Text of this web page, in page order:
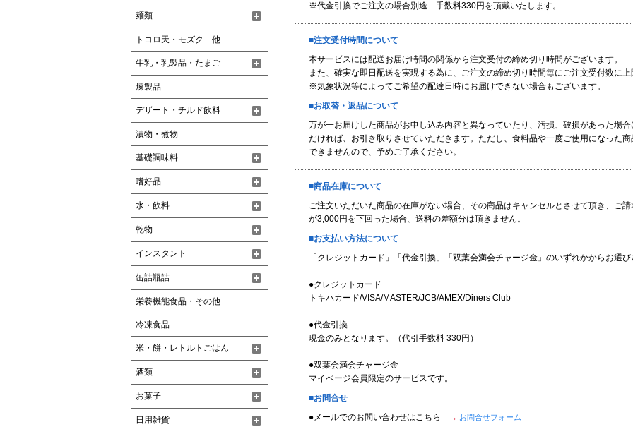
※代金引換でご注文の場合別途 手数料330円を頂戴いたします。
■注文受付時間について
本サービスには配送お届け時間の関係から注文受付の締め切り時間がございます。
また、確実な即日配送を実現する為に、ご注文の締め切り時間毎にご注文受付数に
※気象状況等によってご希望の配達日時にお届けできない場合もございます。
■お取替・返品について
万が一お届けした商品がお申し込み内容と異なっていたり、汚損、破損があった場
だければ、お引き取りさせていただきます。ただし、食料品や一度ご使用になった
できませんので、予めご了承ください。
■商品在庫について
ご注文いただいた商品の在庫がない場合、その商品はキャンセルとさせて頂き、ご
が3,000円を下回った場合、送料の差額分は頂きません。
■お支払い方法について
「クレジットカード」「代金引換」「双葉会満会チャージ金」のいずれかからお選び
●クレジットカード
トキハカード/VISA/MASTER/JCB/AMEX/Diners Club
●代金引換
現金のみとなります。（代引手数料 330円）
●双葉会満会チャージ金
マイページ会員限定のサービスです。
■お問合せ
●メールでのお問い合わせはこちら
→ お問合せフォーム
麺類
トコロ天・モズク 他
牛乳・乳製品・たまご
煉製品
デザート・チルド飲料
漬物・煮物
基礎調味料
嗜好品
水・飲料
乾物
インスタント
缶詰瓶詰
栄養機能食品・その他
冷凍食品
米・餅・レトルトごはん
酒類
お菓子
日用雑貨